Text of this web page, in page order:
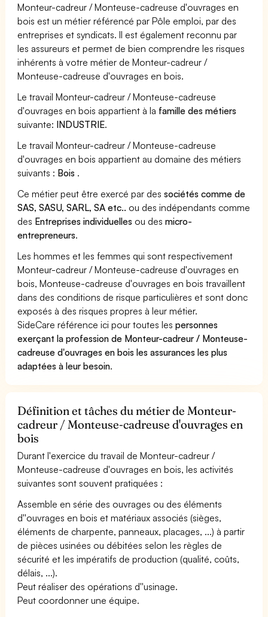
Monteur-cadreur / Monteuse-cadreuse d'ouvrages en
bois est un métier référencé par Pôle emploi, par des
entreprises et syndicats. Il est également reconnu par
les assureurs et permet de bien comprendre les risques
inhérents à votre métier de Monteur-cadreur /
Monteuse-cadreuse d'ouvrages en bois.
Le travail Monteur-cadreur / Monteuse-cadreuse
d'ouvrages en bois appartient à la famille des métiers
suivante: INDUSTRIE.
Le travail Monteur-cadreur / Monteuse-cadreuse
d'ouvrages en bois appartient au domaine des métiers
suivants : Bois .
Ce métier peut être exercé par dessociétés comme de
SAS, SASU, SARL, SA etc.. ou des indépendants comme
des Entreprises individuelles ou desmicro-
entrepreneurs.
Les hommes et les femmes qui sont respectivement
Monteur-cadreur / Monteuse-cadreuse d'ouvrages en
bois, Monteuse-cadreuse d'ouvrages en bois travaillent
dans des conditions de risque particulières et sont donc
exposés à des risques propres à leur métier.
SideCare référence ici pour toutes lespersonnes
exerçant la profession de Monteur-cadreur / Monteuse-
cadreuse d'ouvrages en bois les assurances les plus
adaptées à leur besoin.
Définition et tâches du métier de Monteur-
cadreur / Monteuse-cadreuse d'ouvrages en
bois
Durant l'exercice du travail de Monteur-cadreur /
Monteuse-cadreuse d'ouvrages en bois, les activités
suivantes sont souvent pratiquées :
Assemble en série des ouvrages ou des éléments
d''ouvrages en bois et matériaux associés (sièges,
éléments de charpente, panneaux, placages, ...) à partir
de pièces usinées ou débitées selon les règles de
sécurité et les impératifs de production (qualité, coûts,
délais, ...).
Peut réaliser des opérations d''usinage.
Peut coordonner une équipe.